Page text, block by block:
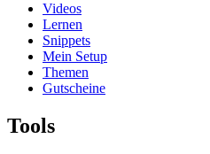
Videos
Lernen
Snippets
Mein Setup
Themen
Gutscheine
Tools